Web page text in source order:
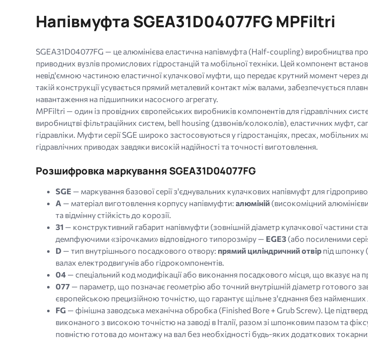
Дозволені
jpg
jpeg
png.
Напівмуфта SGEA31D04077FG MPFiltri
SGEA31D04077FG — це алюмінієва еластична напівмуфта (Half-coupling) виробництва
приводних вузлів промислових гідростанцій та мобільної техніки. Цей компонент
невід'ємною частиною еластичної кулачкової муфти, що передає крутний момент через
такій конструкції усувається прямий металевий контакт між валами, забезпечується
навантаження на підшипники насосного агрегату.
MPFiltri — один із провідних європейських виробників компонентів для гідравлічних
виробництві фільтраційних систем, bell housing (дзвонів/колоколів), еластичних муфт,
гідравліки. Муфти серії SGE широко застосовуються у гідростанціях, пресах,
гідравлічних приводах завдяки високій надійності та точності виготовлення.
Розшифровка маркування SGEA31D04077FG
SGE — маркування базової серії з'єднувальних кулачкових напівмуфт для
A — матеріал виготовлення корпусу напівмуфти: алюміній (високоміцний
та відмінну стійкість до корозії.
31 — конструктивний габарит напівмуфти (зовнішній діаметр кулачкової частини
демпфуючими «зірочками» відповідного типорозміру — EGE3 (або посиленими
D — тип внутрішнього посадкового отвору: прямий циліндричний отвір під шпонку
валах електродвигунів або гідрокомпонентів.
04 — спеціальний код модифікації або виконання посадкового місця, що вказує на
077 — параметр, що позначає геометрію або точний внутрішній діаметр готового
європейською прецизійною точністю, що гарантує щільне з'єднання без найменших
FG — фінішна заводська механічна обробка (Finished Bore + Grub Screw). Це
виконаного з високою точністю на заводі в Італії, разом зі шпонковим пазом та
повністю готова до монтажу на вал без необхідності будь-яких додаткових